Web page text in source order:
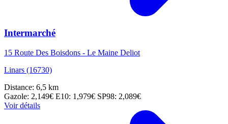
Intermarché
15 Route Des Boisdons - Le Maine Deliot
Linars (16730)
Distance: 6,5 km
Gazole: 2,149€ E10: 1,979€ SP98: 2,089€
Voir détails